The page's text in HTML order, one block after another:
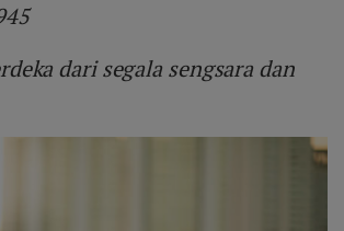
dari segala sengsara dan